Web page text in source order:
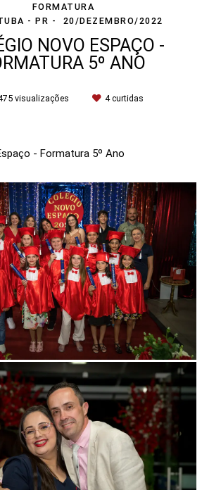
FORMATURA
- PR
20/DEZEMBRO/2022
NOVO ESPAÇO -
5º ANO
visualizações 4curtidas
- Formatura 5º Ano